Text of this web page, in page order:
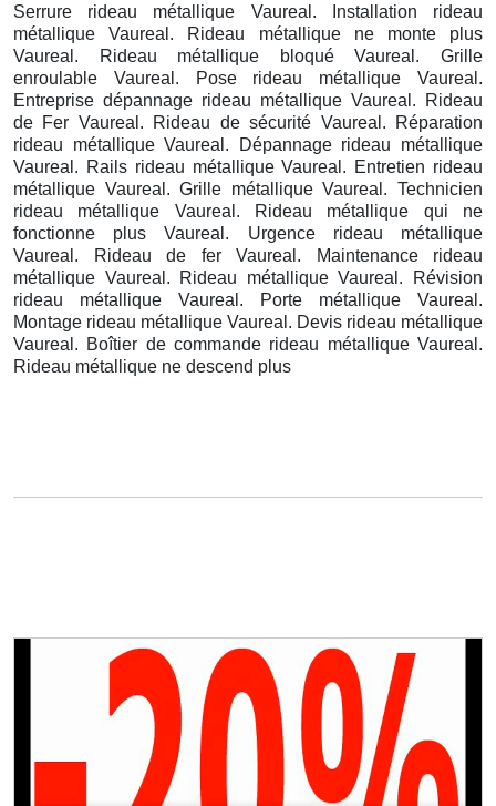
Serrure rideau métallique Vaureal. Installation rideau
métallique Vaureal. Rideau métallique ne monte plus
Vaureal. Rideau métallique bloqué Vaureal. Grille
enroulable Vaureal. Pose rideau métallique Vaureal.
Entreprise dépannage rideau métallique Vaureal. Rideau
de Fer Vaureal. Rideau de sécurité Vaureal. Réparation
rideau métallique Vaureal. Dépannage rideau métallique
Vaureal. Rails rideau métallique Vaureal. Entretien rideau
métallique Vaureal. Grille métallique Vaureal. Technicien
rideau métallique Vaureal. Rideau métallique qui ne
fonctionne plus Vaureal. Urgence rideau métallique
Vaureal. Rideau de fer Vaureal. Maintenance rideau
métallique Vaureal. Rideau métallique Vaureal. Révision
rideau métallique Vaureal. Porte métallique Vaureal.
Montage rideau métallique Vaureal. Devis rideau métallique
Vaureal. Boîtier de commande rideau métallique Vaureal.
Rideau métallique ne descend plus